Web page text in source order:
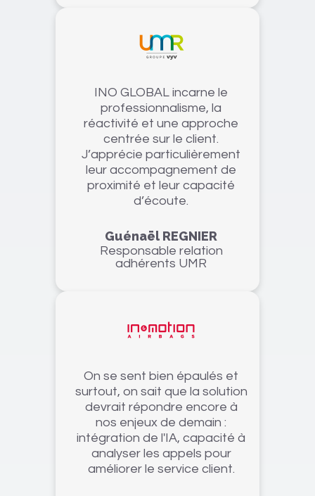
INO GLOBAL incarne le
professionnalisme, la
réactivité et une approche
centrée sur le client.
J’apprécie particulièrement
leur accompagnement de
proximité et leur capacité
d’écoute.
Guénaël REGNIER
Responsable relation
adhérents UMR
On se sent bien épaulés et
surtout, on sait que la solution
devrait répondre encore à
nos enjeux de demain :
intégration de l'IA, capacité à
analyser les appels pour
améliorer le service client.